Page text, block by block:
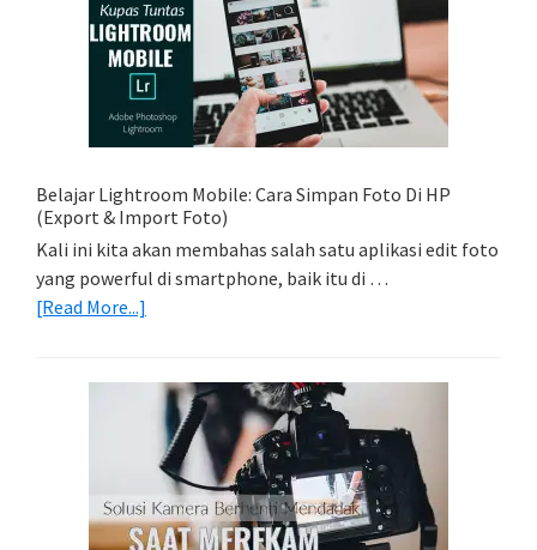
Memadukan
Foto
Light
Trail
Dengan
Belajar Lightroom Mobile: Cara Simpan Foto Di HP
(Export & Import Foto)
Kali ini kita akan membahas salah satu aplikasi edit foto
yang powerful di smartphone, baik itu di …
[Read More...]
Mobile:
Cara
Simpan
Foto
Di
HP